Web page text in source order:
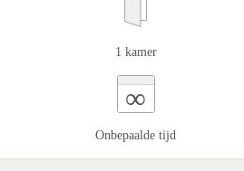
1 kamer
∞
Onbepaalde tijd